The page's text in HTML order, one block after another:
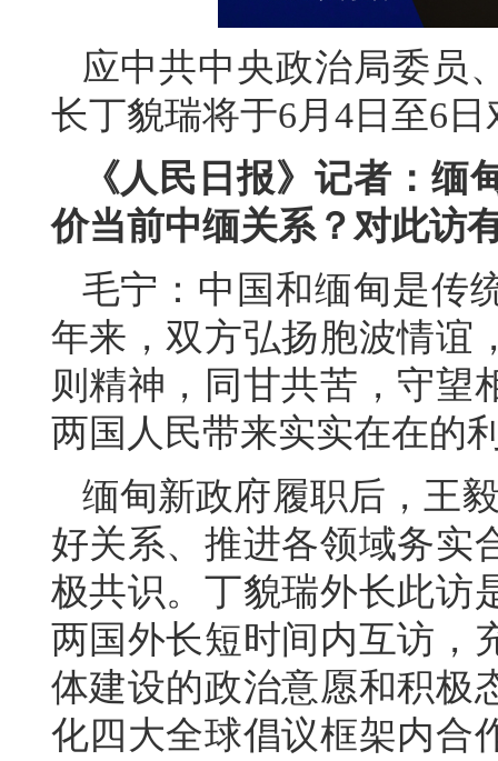
应中共中央政治局委员
长丁貌瑞将于6月4日至6
《人民日报》记者：
价当前中缅关系？对此访
毛宁：中国和缅甸是传
年来，双方弘扬胞波情谊
则精神，同甘共苦，守望
两国人民带来实实在在的
缅甸新政府履职后，王
好关系、推进各领域务实
极共识。丁貌瑞外长此访
两国外长短时间内互访，
体建设的政治意愿和积极
化四大全球倡议框架内合